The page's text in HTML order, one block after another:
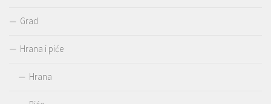
Grad
Hrana i piće
Hrana